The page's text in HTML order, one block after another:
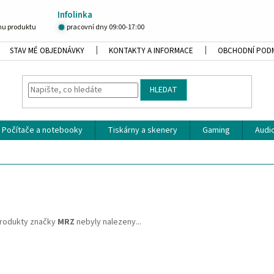
Infolinka
produktu pracovní dny 09:00-17:00
STAV MÉ OBJEDNÁVKY KONTAKTY A INFORMACE OBCHODNÍ
HLEDAT
Počítače a notebooky Tiskárny a skenery Gaming
značky MRZ nebyly nalezeny...